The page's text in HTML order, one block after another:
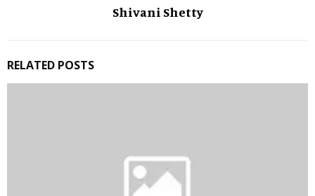
Shivani Shetty
RELATED POSTS